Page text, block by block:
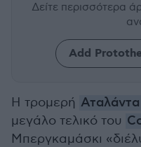
Δείτε περισσότερα
Add
Η τρομερή Αταλάντα
μεγάλο τελικό του
Μπεργκαμάσκι